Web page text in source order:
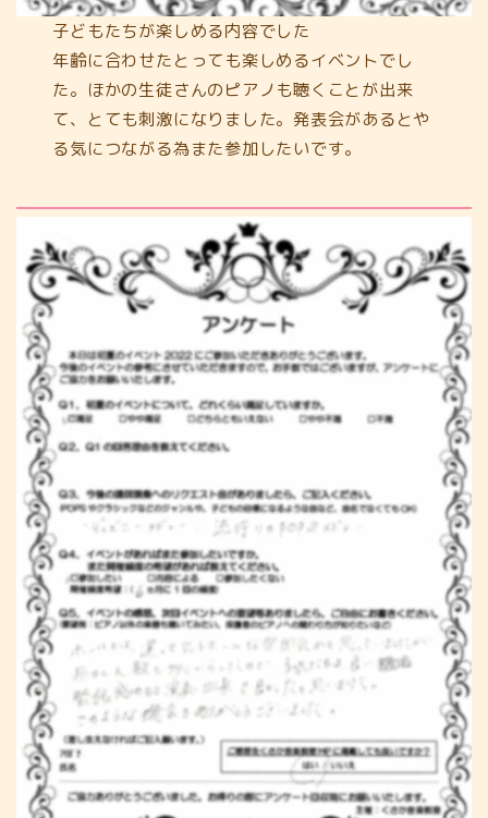
子どもたちが楽しめる内容でした
年齢に合わせたとっても楽しめるイベントでし
た。ほかの生徒さんのピアノも聴くことが出来
て、とても刺激になりました。発表会があるとや
る気につながる為また参加したいです。